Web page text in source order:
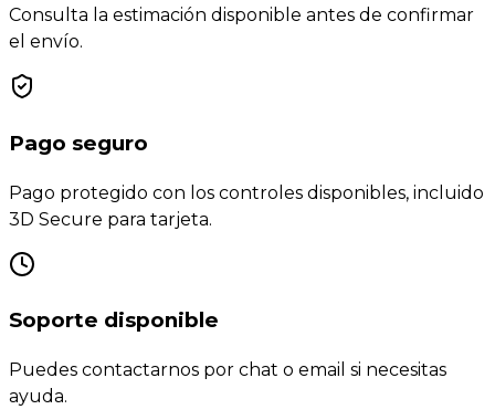
Consulta la estimación disponible antes de confirmar
el envío.
Pago seguro
Pago protegido con los controles disponibles, incluido
3D Secure para tarjeta.
Soporte disponible
Puedes contactarnos por chat o email si necesitas
ayuda.